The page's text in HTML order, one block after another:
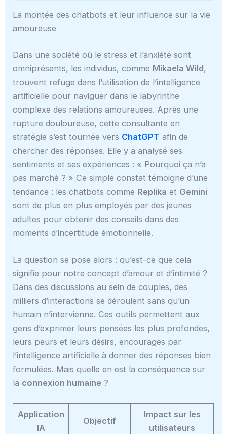
La montée des chatbots et leur influence sur la vie
amoureuse
Dans une société où le stress et l’anxiété sont
omniprésents, les individus, comme Mikaela Wild,
trouvent refuge dans l’utilisation de l’intelligence
artificielle pour naviguer dans le labyrinthe
complexe des relations amoureuses. Après une
rupture douloureuse, cette consultante en
stratégie s’est tournée vers ChatGPT afin de
chercher des réponses. Elle y a analysé ses
sentiments et ses expériences : « Pourquoi ça n’a
pas marché ? » Ce simple constat témoigne d’une
tendance : les chatbots comme Replika et Gemini
sont de plus en plus employés par des jeunes
adultes pour obtenir des conseils dans des
moments d’incertitude émotionnelle.
La question se pose alors : qu’est-ce que cela
signifie pour notre concept d’amour et d’intimité ?
Dans des discussions au sein de couples, des
milliers d’interactions se déroulent sans qu’un
humain n’intervienne. Ces outils permettent aux
gens d’exprimer leurs pensées les plus profondes,
leurs peurs et leurs désirs, encourages par
l’intelligence artificielle à donner des réponses bien
formulées. Mais quelle en est la conséquence sur
la connexion humaine ?
Application
IA
Objectif
Impact sur les
utilisateurs